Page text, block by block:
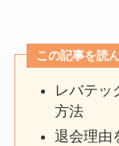
この記事を読
レバテッ
方法
退会理由